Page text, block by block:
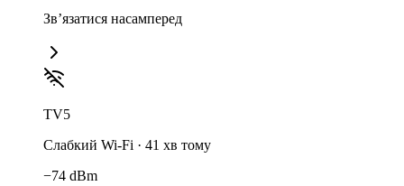
Зв’язатися насамперед
TV5
Слабкий Wi-Fi · 41 хв тому
−74 dBm